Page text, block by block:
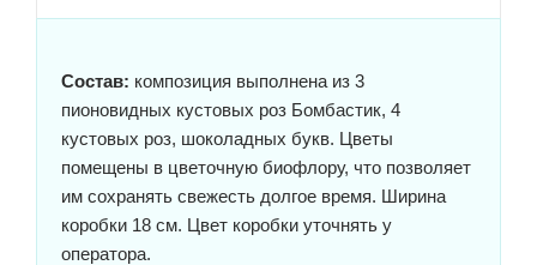
Состав: композиция выполнена из 3
пионовидных кустовых роз Бомбастик, 4
кустовых роз, шоколадных букв. Цветы
помещены в цветочную биофлору, что позволяет
им сохранять свежесть долгое время. Ширина
коробки 18 см. Цвет коробки уточнять у
оператора.